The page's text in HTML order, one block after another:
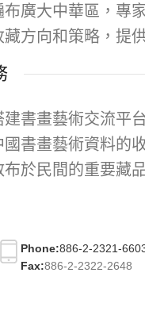
廣大中華區，專
方向和策略，提
建書畫藝術交流
書畫藝術資料的
於民間的重要藏
Phone:886-2-2321-
Fax:886-2-2322-2648